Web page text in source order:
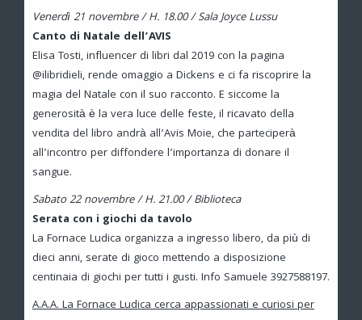
Venerdì 21 novembre / H. 18.00 / Sala Joyce Lussu
Canto di Natale dell’AVIS
Elisa Tosti, influencer di libri dal 2019 con la pagina
@ilibridieli, rende omaggio a Dickens e ci fa riscoprire la
magia del Natale con il suo racconto. E siccome la
generosità è la vera luce delle feste, il ricavato della
vendita del libro andrà all’Avis Moie, che parteciperà
all’incontro per diffondere l’importanza di donare il
sangue.
Sabato 22 novembre / H. 21.00 / Biblioteca
Serata con i giochi da tavolo
La Fornace Ludica organizza a ingresso libero, da più di
dieci anni, serate di gioco mettendo a disposizione
centinaia di giochi per tutti i gusti. Info Samuele 3927588197.
A.A.A. La Fornace Ludica cerca appassionati e curiosi per